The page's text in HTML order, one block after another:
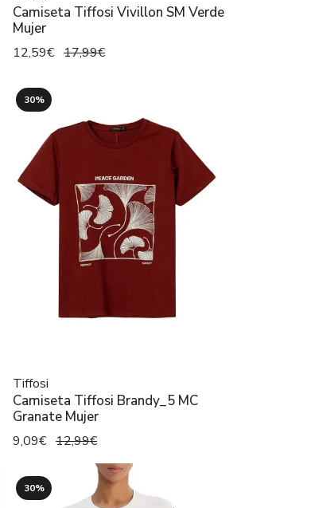
Camiseta Tiffosi Vivillon SM Verde
Mujer
12,59€ 17,99€
30%
Tiffosi
Camiseta Tiffosi Brandy_5 MC
Granate Mujer
9,09€ 12,99€
30%